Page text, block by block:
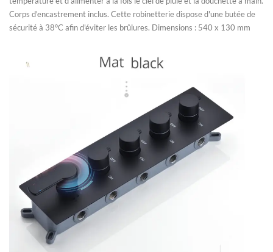
Corps d'encastrement inclus. Cette robinetterie dispose d'une butée de
sécurité à 38°C afin d'éviter les brûlures. Dimensions : 540 x 130 mm